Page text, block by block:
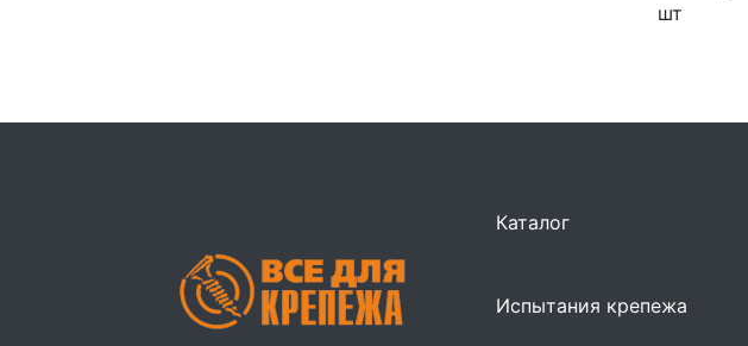
шт
Каталог
Испытания крепежа